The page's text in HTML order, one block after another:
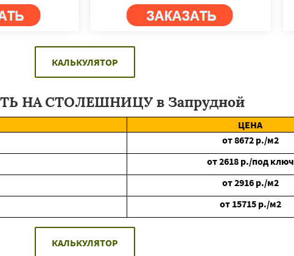
КАЛЬКУЛЯТОР
НА СТОЛЕШНИЦУ в Запрудной
ЦЕНА
от8672 р./м2
от2618 р./под ключ
от2916 р./м2
от 15715 р./м2
КАЛЬКУЛЯТОР